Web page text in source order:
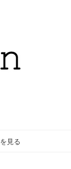
見る